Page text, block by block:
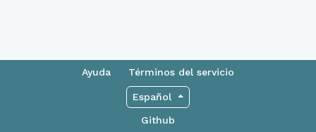
Ayuda Términos del servicio
Español
Github